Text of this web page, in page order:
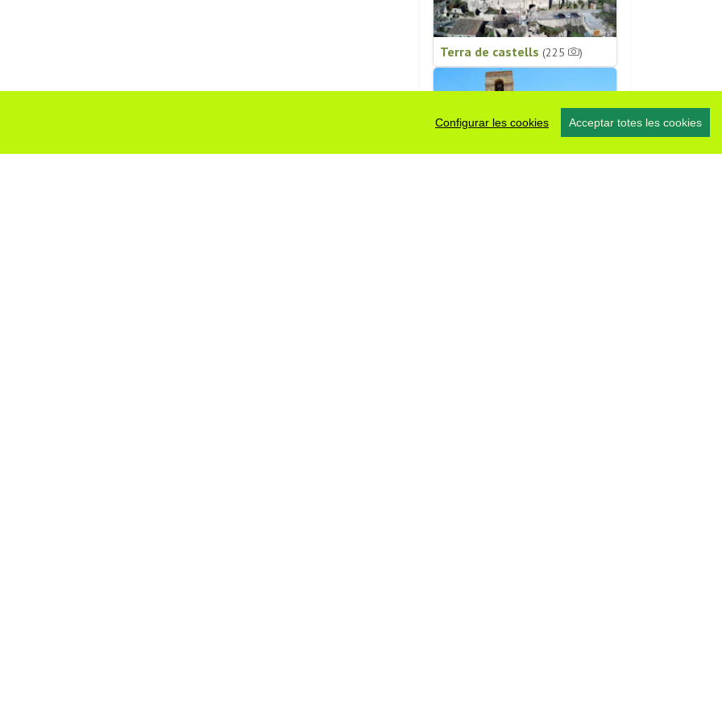
Configurar les cookies Acceptar totes les cookies
Terra de castells (225 )